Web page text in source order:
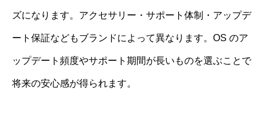
ズになります。アクセサリー・サポート体制・アップデ
ート保証などもブランドによって異なります。OS のア
ップデート頻度やサポート期間が長いものを選ぶことで
将来の安心感が得られます。